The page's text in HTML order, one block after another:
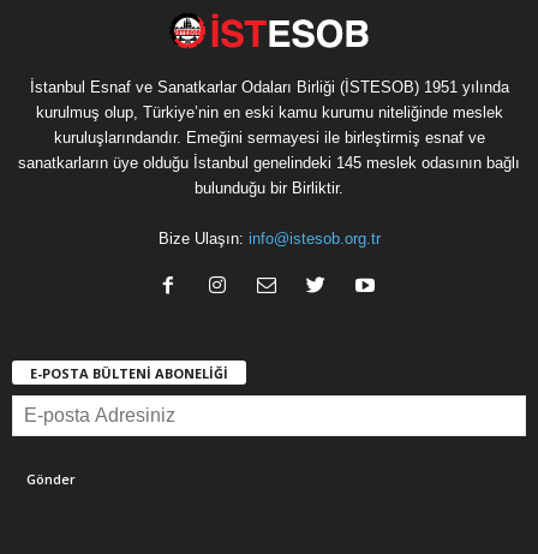
İstanbul Esnaf ve Sanatkarlar Odaları Birliği (İSTESOB) 1951 yılında
kurulmuş olup, Türkiye’nin en eski kamu kurumu niteliğinde meslek
kuruluşlarındandır. Emeğini sermayesi ile birleştirmiş esnaf ve
sanatkarların üye olduğu İstanbul genelindeki 145 meslek odasının bağlı
bulunduğu bir Birliktir.
Bize Ulaşın: info@istesob.org.tr
E-POSTA BÜLTENİ ABONELİĞİ